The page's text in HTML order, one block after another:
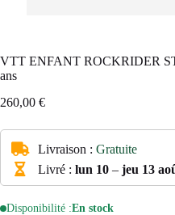
VTT ENFANT ROCKRIDER
ans
260,00 €
Livraison : Gratuite
Livré : lun 10 – jeu 13
Disponibilité :En stock